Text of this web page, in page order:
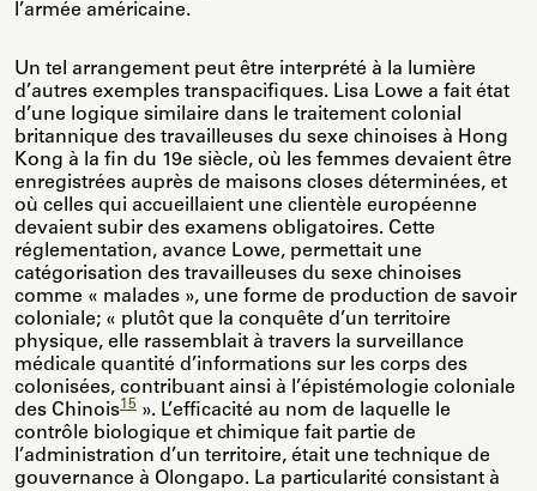
l’armée américaine.
Un tel arrangement peut être interprété à la lumière
d’autres exemples transpacifiques. Lisa Lowe a fait état
d’une logique similaire dans le traitement colonial
britannique des travailleuses du sexe chinoises à Hong
Kong à la fin du 19e siècle, où les femmes devaient être
enregistrées auprès de maisons closes déterminées, et
où celles qui accueillaient une clientèle européenne
devaient subir des examens obligatoires. Cette
réglementation, avance Lowe, permettait une
catégorisation des travailleuses du sexe chinoises
comme « malades », une forme de production de savoir
coloniale; « plutôt que la conquête d’un territoire
physique, elle rassemblait à travers la surveillance
médicale quantité d’informations sur les corps des
colonisées, contribuant ainsi à l’épistémologie coloniale
des Chinois15 ». L’efficacité au nom de laquelle le
contrôle biologique et chimique fait partie de
l’administration d’un territoire, était une technique de
gouvernance à Olongapo. La particularité consistant à